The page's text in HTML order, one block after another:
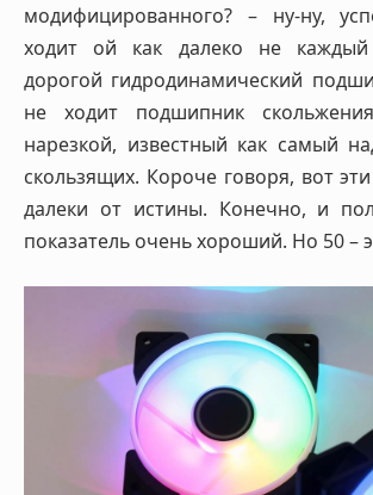
модифицированного? – ну-ну,
ходит ой как далеко не каждый
дорогой гидродинамический
не ходит подшипник
нарезкой, известный как самый
скользящих. Короче говоря, вот
далеки от истины. Конечно, и
показатель очень хороший. Но 50 –